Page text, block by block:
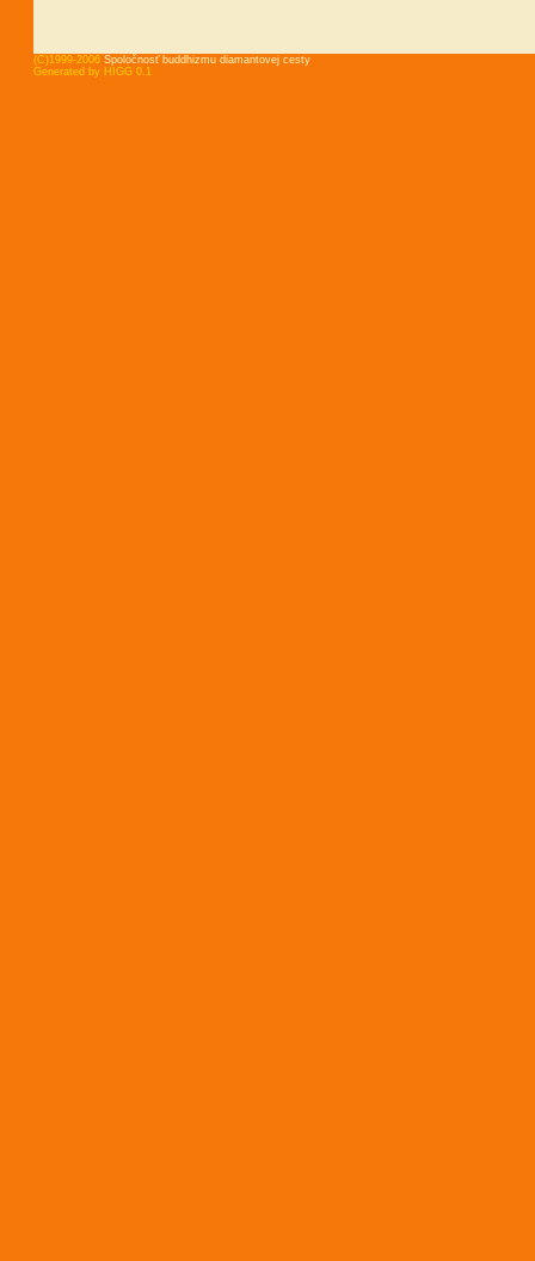
(C)1999-2006 Spoločnosť buddhizmu diamantovej cesty
Generated by HIGG 0.1